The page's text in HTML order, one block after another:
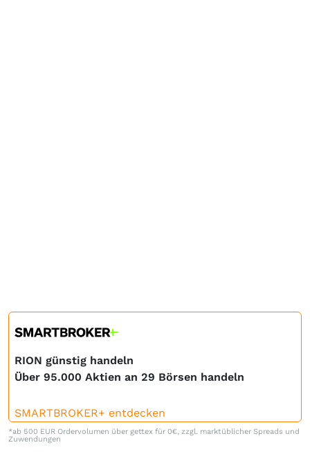
RION günstig handeln
Über 95.000 Aktien an 29 Börsen handeln
SMARTBROKER+ entdecken
*ab 500 EUR Ordervolumen über gettex für 0€, zzgl. marktüblicher Spreads und
Zuwendungen